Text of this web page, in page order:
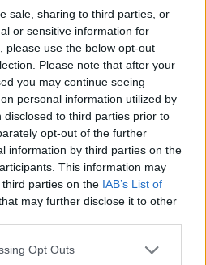
sale, sharing to third parties, or
or sensitive information for
please use the below opt-out
Please note that after your
you may continue seeing
personal information utilized by
to third parties prior to
opt-out of the further
information by third parties on the
This information may
parties on the IAB’s List of
may further disclose it to other
Opt Outs
jestem tego pewna,
zrobieniem kupy do nocnika
z kazdej storny delikatnie,
jak podejsc, i poszli do
w sumie zasugerowano kilka
i takie tak , zaczela robic
cos jest w dobrym psychologu
to wszytko jest polaczone